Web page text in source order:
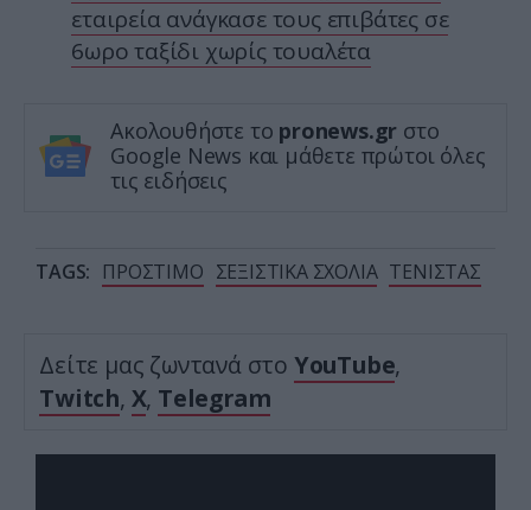
εταιρεία ανάγκασε τους επιβάτες σε
6ωρο ταξίδι χωρίς τουαλέτα
Ακολουθήστε το pronews.gr στο
Google News και μάθετε πρώτοι όλες
τις ειδήσεις
TAGS: ΠΡΟΣΤΙΜΟ ΣΕΞΙΣΤΙΚΑ ΣΧΟΛΙΑ ΤΕΝΙΣΤΑΣ
Δείτε μας ζωντανά στο YouTube,
Twitch, X, Telegram